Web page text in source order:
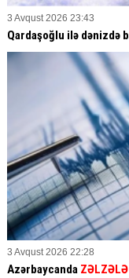
3 Avqust 2026 23:43
Qardaşoğlu ilə dənizdə
3 Avqust 2026 22:28
Azərbaycanda ZƏLZƏLƏ